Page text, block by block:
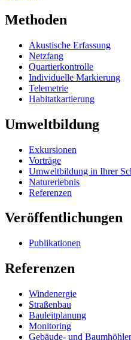
Methoden
Akustische Erfassung
Netzfang
Quartierkontrolle
Individuelle Markierung
Telemetrie
Habitatkartierung
Umweltbildung
Exkursionen
Vorträge
Umweltbildung in Ihrer
Naturerlebnis
Referenzen
Veröffentlichungen
Publikationen
Referenzen
Windenergie
Straßenbau
Bauleitplanung
Monitoring
Gebäude- und